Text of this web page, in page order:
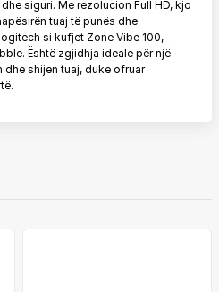
siguri. Me rezolucion Full HD, kjo
tuaj të punës dhe
si kufjet Zone Vibe 100,
Është zgjidhja ideale për një
shijen tuaj, duke ofruar